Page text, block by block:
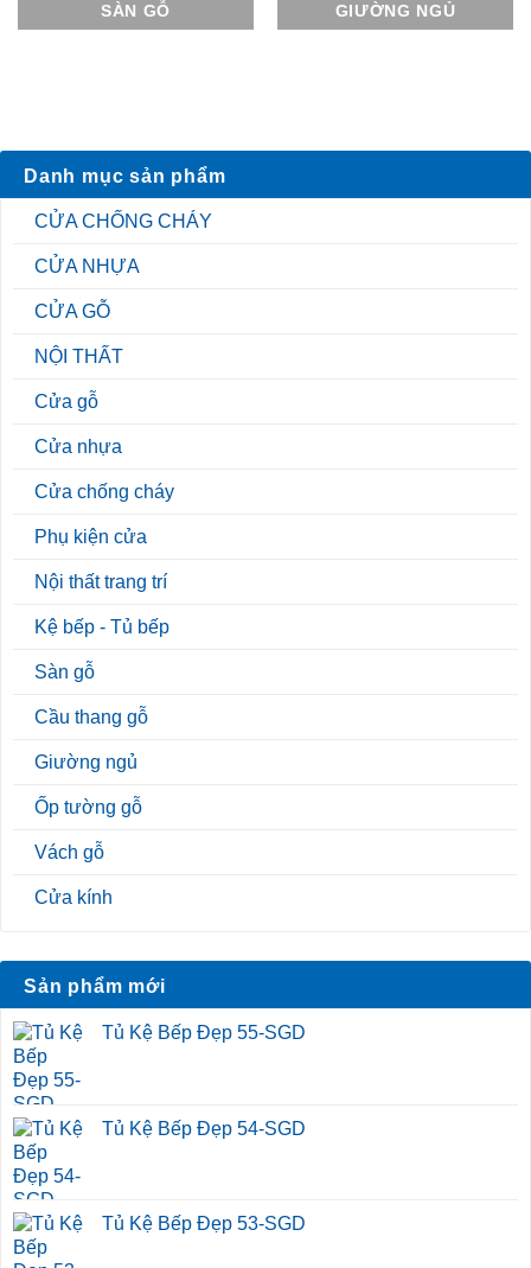
SÀN GỖ GIƯỜNG NGỦ
Danh mục sản phẩm
CỬA CHỐNG CHÁY
CỬA NHỰA
CỬA GỖ
NỘI THẤT
Cửa gỗ
Cửa nhựa
Cửa chống cháy
Phụ kiện cửa
Nội thất trang trí
Kệ bếp - Tủ bếp
Sàn gỗ
Cầu thang gỗ
Giường ngủ
Ốp tường gỗ
Vách gỗ
Cửa kính
Sản phẩm mới
Tủ Kệ Bếp Đẹp 55-SGD
Tủ Kệ Bếp Đẹp 54-SGD
Tủ Kệ Bếp Đẹp 53-SGD